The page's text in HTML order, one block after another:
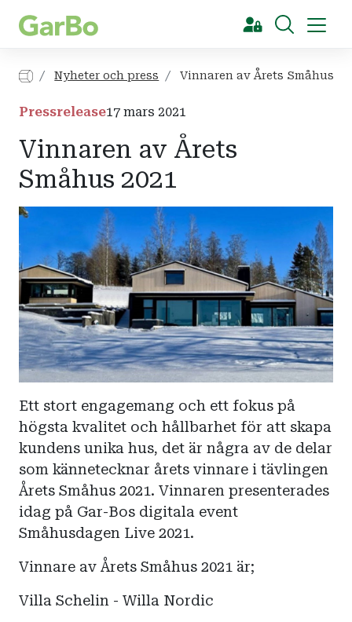
[Sök]
Nyheter och press Vinnaren av Årets Småhus
Pressrelease17 mars 2021
Vinnaren av Årets
Småhus 2021
Ett stort engagemang och ett fokus på
högsta kvalitet och hållbarhet för att skapa
kundens unika hus, det är några av de delar
som kännetecknar årets vinnare i tävlingen
Årets Småhus 2021. Vinnaren presenterades
idag på Gar-Bos digitala event
Småhusdagen Live 2021.
Vinnare av Årets Småhus 2021 är;
Villa Schelin - Willa Nordic